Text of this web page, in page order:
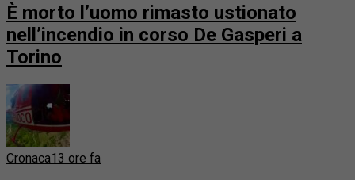
È morto l’uomo rimasto ustionato
nell’incendio in corso De Gasperi a
Torino
Cronaca13 ore fa